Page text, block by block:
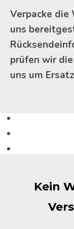
Verpacke die
uns
prüfen wir
uns um
Kein